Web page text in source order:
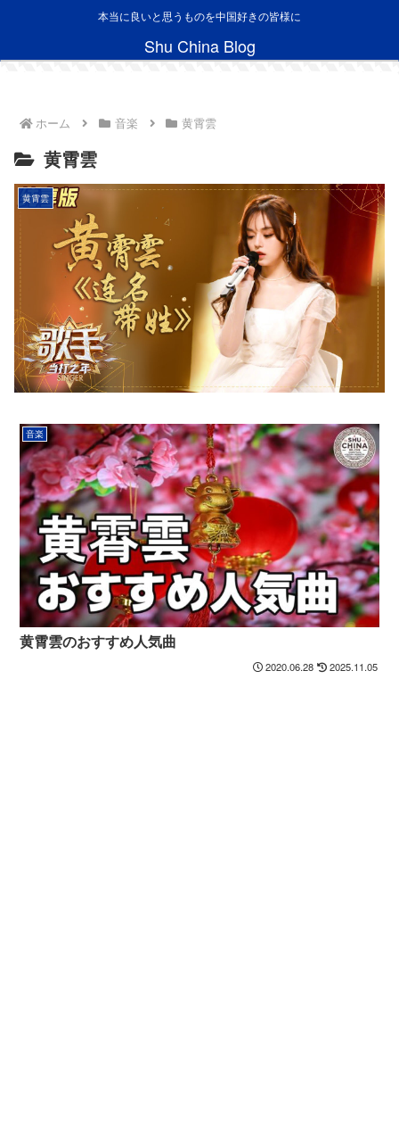
本当に良いと思うものを中国好きの皆様に
Shu China Blog
ホーム 音楽 黄霄雲
黄霄雲
黄霄雲
音楽
黄霄雲のおすすめ人気曲
2020.06.28 2025.11.05